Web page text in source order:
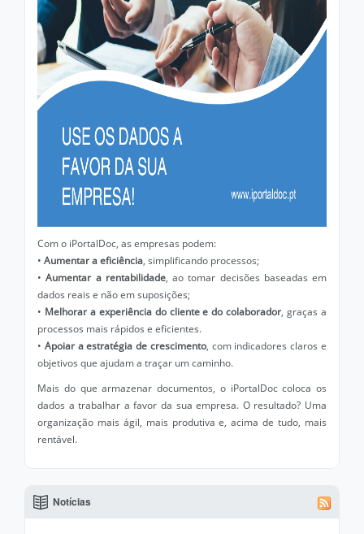
Com o iPortalDoc, as empresas podem:
• Aumentar a eficiência, simplificando processos;
•Aumentar a rentabilidade, ao tomar decisões baseadas em
dados reais e não em suposições;
• Melhorar a experiência do cliente e do colaborador, graças a
processos mais rápidos e eficientes.
• Apoiar a estratégia de crescimento, com indicadores claros e
objetivos que ajudam a traçar um caminho.
Mais do que armazenar documentos, o iPortalDoc coloca os
dados a trabalhar a favor da sua empresa. O resultado? Uma
organização mais ágil, mais produtiva e, acima de tudo, mais
rentável.
Notícias